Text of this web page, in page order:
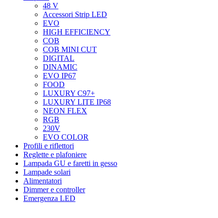
48 V
Accessori Strip LED
EVO
HIGH EFFICIENCY
COB
COB MINI CUT
DIGITAL
DINAMIC
EVO IP67
FOOD
LUXURY C97+
LUXURY LITE IP68
NEON FLEX
RGB
230V
EVO COLOR
Profili e riflettori
Reglette e plafoniere
Lampada GU e faretti in gesso
Lampade solari
Alimentatori
Dimmer e controller
Emergenza LED